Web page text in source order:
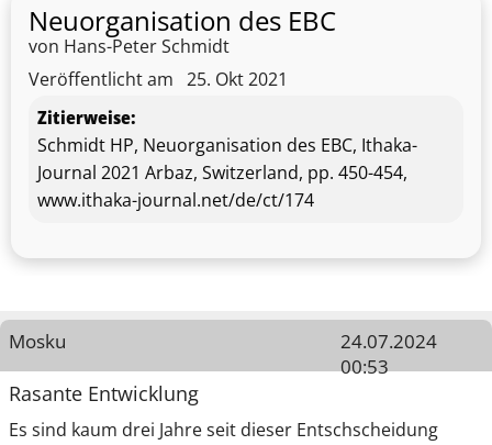
Neuorganisation des EBC
von Hans-Peter Schmidt
Veröffentlicht am 25. Okt 2021
Zitierweise:
Schmidt HP, Neuorganisation des EBC, Ithaka-
Journal 2021 Arbaz, Switzerland, pp. 450-454,
www.ithaka-journal.net/de/ct/174
Mosku
24.07.2024
00:53
Rasante Entwicklung
Es sind kaum drei Jahre seit dieser Entschscheidung